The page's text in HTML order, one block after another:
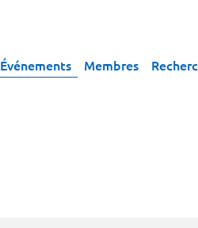
Événements Membres